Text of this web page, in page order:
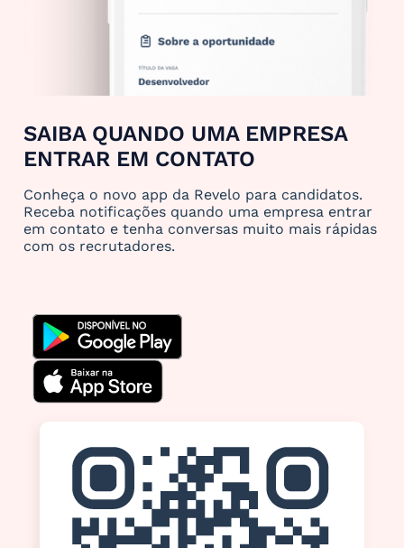
SAIBA QUANDO UMA EMPRESA
ENTRAR EM CONTATO
Conheça o novo app da Revelo para candidatos.
Receba notificações quando uma empresa entrar
em contato e tenha conversas muito mais rápidas
com os recrutadores.